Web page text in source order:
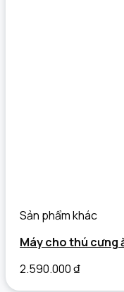
Sản phẩm khác
Máy cho thú cưng
2.590.000₫